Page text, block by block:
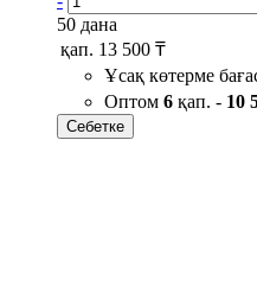
50 дана
қап. 13 500 ₸
Ұсақ көтерме
Оптом 6 қап. - 10
Себетке